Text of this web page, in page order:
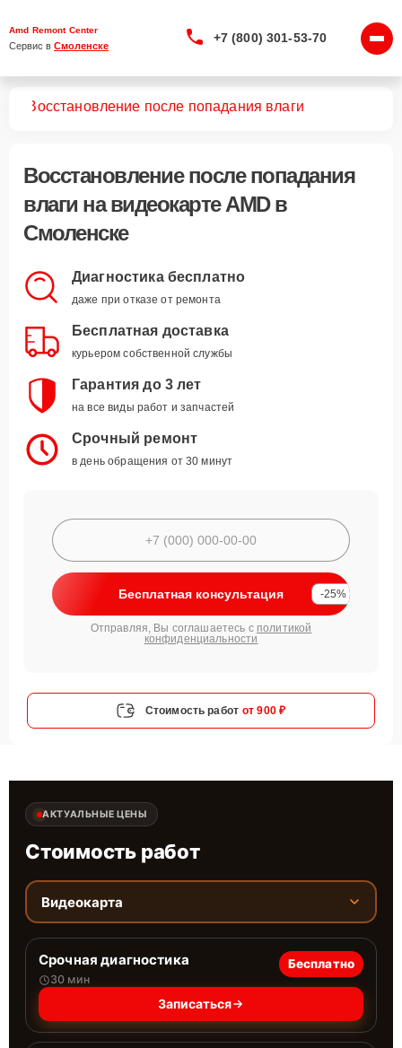
Amd Remont Center
Сервис в Смоленске
+7 (800) 301-53-70
Восстановление после попадания влаги
Восстановление после попадания
влаги на видеокарте AMD в
Смоленске
Диагностика бесплатно
даже при отказе от ремонта
Бесплатная доставка
курьером собственной службы
Гарантия до 3 лет
на все виды работ и запчастей
Срочный ремонт
в день обращения от 30 минут
Бесплатная консультация -25%
Отправляя, Вы соглашаетесь с политикой
конфиденциальности
Стоимость работ от 900 ₽
АКТУАЛЬНЫЕ ЦЕНЫ
Стоимость работ
Видеокарта
Срочная диагностика
30 мин
Бесплатно
Записаться